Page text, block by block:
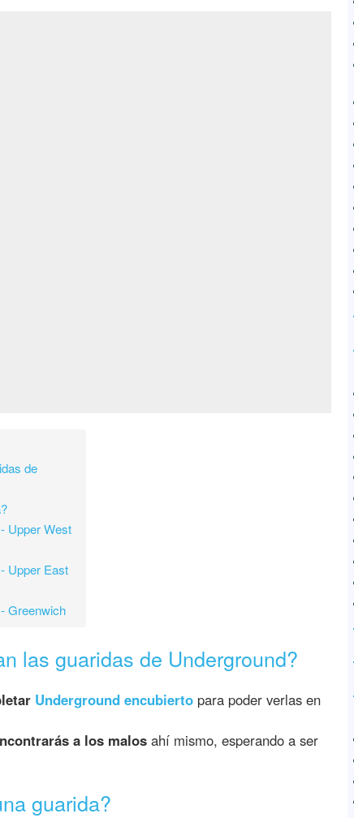
de
Upper West
Upper East
Greenwich
las guaridas de Underground?
Underground encubierto para poder verlas en
a los malos ahí mismo, esperando a ser
guarida?